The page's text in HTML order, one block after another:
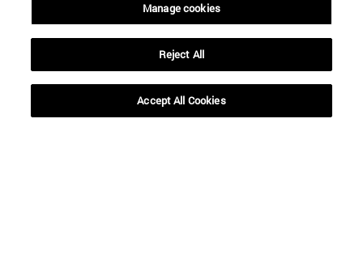
Biblioteca(abre en nueva ventana)
Mi correo(abre en nueva ventana)
(abre en nueva ventana)
Búsqueda de personas
Trabaja con nosotros(abre en nueva ventana)
Manage cookies
Reject All
Accept All Cookies